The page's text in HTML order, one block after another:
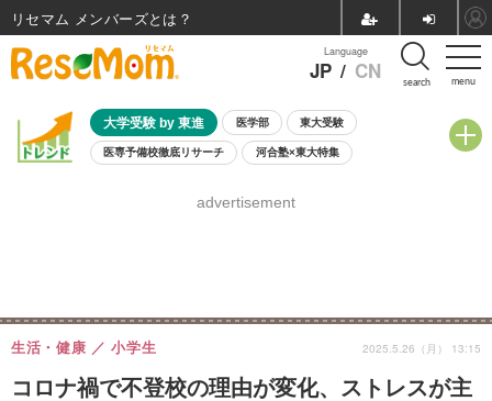
menu
Language
JP / CN search
大学受験 by 東進 医学部 東大受験
医専予備校徹底リサーチ 河合塾×東大特集
8月開催学校説明会・相談会
advertisement
コロナ禍で不登校の理由が変化、ストレスが主
生活・健康 小学生 2025.5.26（月） 13:15
リセマム メンバーズ